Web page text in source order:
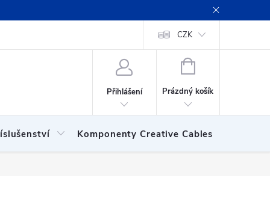
Podmínky ochrany
CZK
Přihlášení
NÁKUPNÍ
Prázdný košík
Komponenty Creative Cables